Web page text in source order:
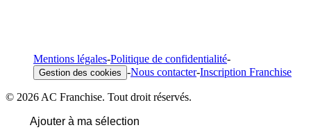
Mentions légales-Politique de confidentialité-
Gestion des cookies -Nous contacter-Inscription Franchise
© 2026 AC Franchise. Tout droit réservés.
Ajouter à ma sélection